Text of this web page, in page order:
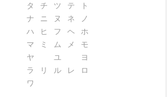
タ
チ ツ テ
ト
ナ
ニ ヌ ネ
ノ
ハ
ヒ フ ヘ
ホ
マ
ミ ム メ
モ
ヤ
ユ
ヨ
ラ
リ ル レ
ロ
ワ